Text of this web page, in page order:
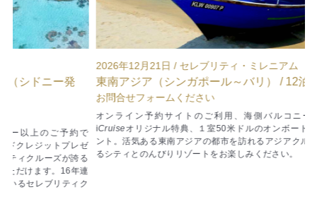
2026年12月21日 / セレブリティ・ミレニアム
東南アジア（シンガポール～バリ） / 12泊
お問合せフォームください
オンライン予約サイトのご利用、海側バルコニー以上のご予約で
Cruiseオリジナル特典、１室50米ドルのオンボードクレジットプレゼ
ント。活気ある東南アジアの都市を訪れるアジアクルーズ。活気あふれ
るシティとのんびりリゾートをお楽しみください。